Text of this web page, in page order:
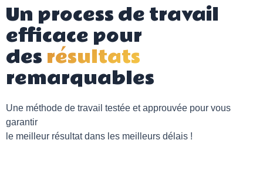
Un process de travail
efficace pour
des résultats
remarquables
Une méthode de travail testée et approuvée pour vous
garantir
le meilleur résultat dans les meilleurs délais !